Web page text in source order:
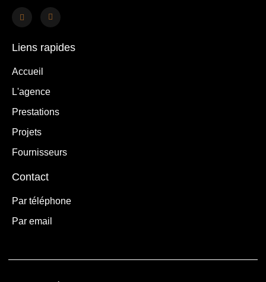
Liens rapides
Accueil
L'agence
Prestations
Projets
Fournisseurs
Contact
Par téléphone
Par email